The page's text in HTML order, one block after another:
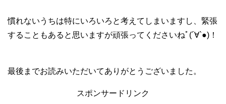
慣れないうちは特にいろいろと考えてしまいますし、緊張
することもあると思いますが頑張ってくださいねﾟ(´∀`●)！
最後までお読みいただいてありがとうございました。
スポンサードリンク